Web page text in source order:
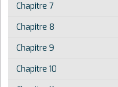
Chapitre 7
Chapitre 8
Chapitre 9
Chapitre 10